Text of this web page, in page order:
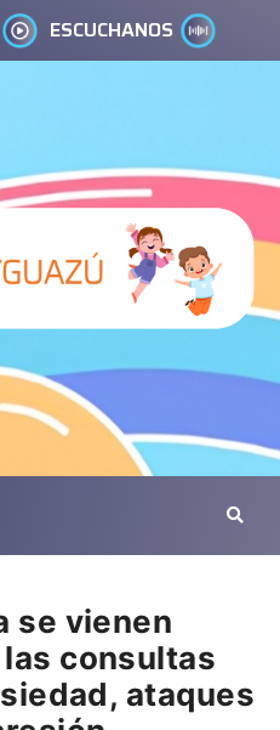
ESCUCHANOS
se vienen
consultas
ataques